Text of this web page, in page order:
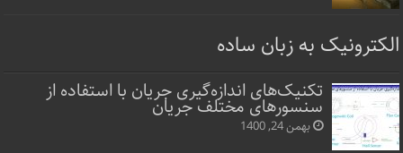
الکترونیک به زبان ساده
تکنیک‌های اندازه‌گیری جریان با استفاده از
سنسورهای مختلف جریان
بهمن 24, 1400